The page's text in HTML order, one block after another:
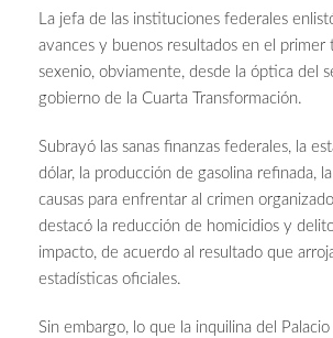
La jefa de las instituciones federales
avances y buenos resultados en el primer
sexenio, obviamente, desde la óptica del
gobierno de la Cuarta Transformación.
Subrayó las sanas finanzas federales, la
dólar, la producción de gasolina refinada,
causas para enfrentar al crimen
destacó la reducción de homicidios y
impacto, de acuerdo al resultado que
estadísticas oficiales.
Sin embargo, lo que la inquilina del